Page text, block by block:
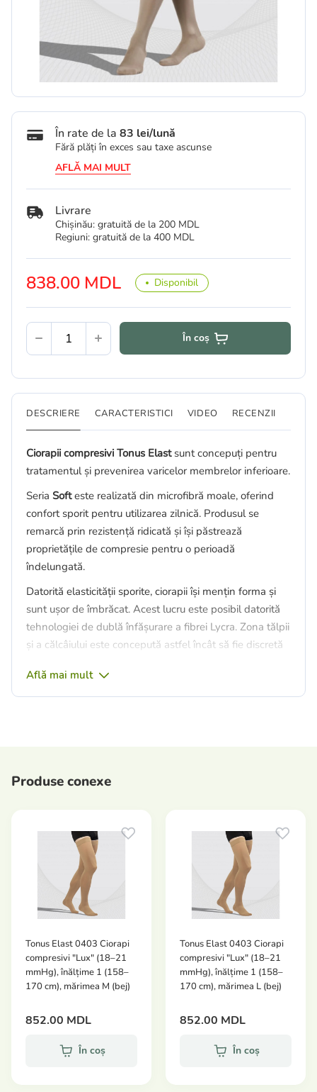
838.00 MDL Disponibil
În rate de la 83 lei/lună
Fără plăți în exces sau taxe ascunse
AFLĂ MAI MULT
Livrare
Chișinău: gratuită de la 200 MDL
Regiuni: gratuită de la 400 MDL
În coș
DESCRIERE CARACTERISTICI VIDEO RECENZII
Ciorapii compresivi Tonus Elastsunt concepuți pentru
tratamentul și prevenirea varicelor membrelor inferioare.
Seria Softeste realizată din microfibră moale, oferind
confort sporit pentru utilizarea zilnică. Produsul se
remarcă prin rezistență ridicată și își păstrează
proprietățile de compresie pentru o perioadă
îndelungată.
Datorită elasticității sporite, ciorapii își mențin forma și
sunt ușor de îmbrăcat. Acest lucru este posibil datorită
tehnologiei de dublă înfășurare a fibrei Lycra. Zona tălpii
și a călcâiului este concepută astfel încât să fie discretă
Clasa I de compresie (18–21 mmHg) sunt
durere, oboseală, edeme, senzații de mâncărime și
prevenirea afecțiunilor venoase în cazul
predispoziției ereditare;
prevenirea varicelor în grupurile de risc: persoane
care stau mult timp în picioare sau așezate,
persoane supraponderale, femei însărcinate, în
activităților sportive.
Produsele medicale compresive Clasa II de
compresie (23–32 mmHg) sunt recomandate
tratamentul varicelor membrelor inferioare fără
tratamentul tromboflebitei acute și al trombozei
Află mai mult
Produse conexe
Tonus Elast 0403 Ciorapi
compresivi "Lux" (18–21
mmHg), înălțime 1 (158–
170 cm), mărimea M (bej)
852.00 MDL
În coș
Tonus Elast 0403 Ciorapi
compresivi "Lux" (18–21
mmHg), înălțime 1 (158–
170 cm), mărimea L (bej)
852.00 MDL
În coș